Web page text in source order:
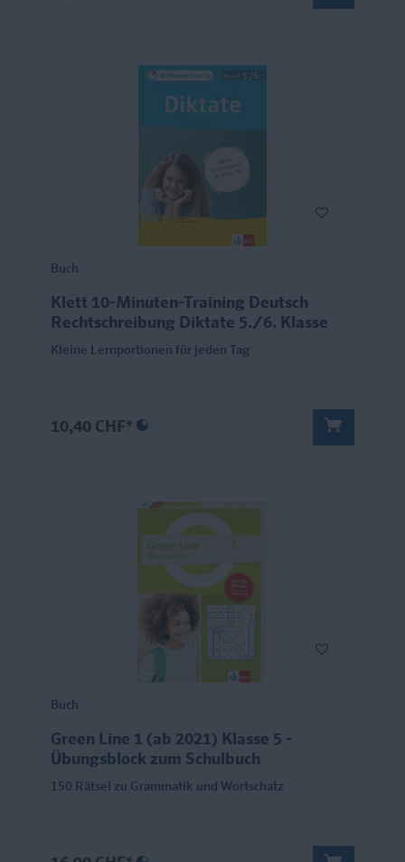
Buch
Klett 10-Minuten-Training Deutsch
Rechtschreibung Diktate 5./6. Klasse
Kleine Lernportionen für jeden Tag
10,40 CHF*
Buch
Green Line 1 (ab 2021) Klasse 5 -
Übungsblock zum Schulbuch
150 Rätsel zu Grammatik und Wortschatz